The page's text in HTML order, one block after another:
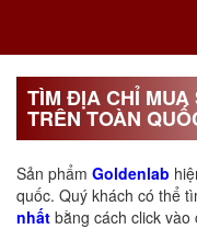
TÌM ĐỊA CHỈ
TRÊN TOÀN
Sản phẩm Goldenlab
quốc. Quý khách có thể
nhất bằng cách click vào